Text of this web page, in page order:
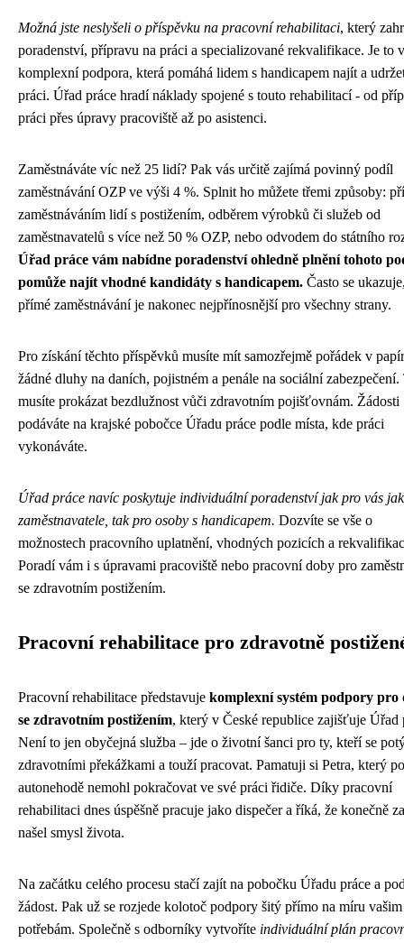
Možná jste neslyšeli o příspěvku na pracovní rehabilitaci, který
poradenství, přípravu na práci a specializované rekvalifikace. Je to
komplexní podpora, která pomáhá lidem s handicapem najít a
práci. Úřad práce hradí náklady spojené s touto rehabilitací - od
práci přes úpravy pracoviště až po asistenci.
Zaměstnáváte víc než 25 lidí? Pak vás určitě zajímá povinný podíl
zaměstnávání OZP ve výši 4 %. Splnit ho můžete třemi způsoby:
zaměstnáváním lidí s postižením, odběrem výrobků či služeb od
zaměstnavatelů s více než 50 % OZP, nebo odvodem do státního
Úřad práce vám nabídne poradenství ohledně plnění tohoto
pomůže najít vhodné kandidáty s handicapem. Často se
přímé zaměstnávání je nakonec nejpřínosnější pro všechny strany.
Pro získání těchto příspěvků musíte mít samozřejmě pořádek v
žádné dluhy na daních, pojistném a penále na sociální zabezpečení.
musíte prokázat bezdlužnost vůči zdravotním pojišťovnám. Žádosti
podáváte na krajské pobočce Úřadu práce podle místa, kde práci
vykonáváte.
Úřad práce navíc poskytuje individuální poradenství jak pro vás
zaměstnavatele, tak pro osoby s handicapem. Dozvíte se vše o
možnostech pracovního uplatnění, vhodných pozicích a
Poradí vám i s úpravami pracoviště nebo pracovní doby pro
se zdravotním postižením.
Pracovní rehabilitace pro zdravotně
Pracovní rehabilitace představuje komplexní systém podpory pro
se zdravotním postižením, který v České republice zajišťuje Úřad
Není to jen obyčejná služba – jde o životní šanci pro ty, kteří se
zdravotními překážkami a touží pracovat. Pamatuji si Petra, který
autonehodě nemohl pokračovat ve své práci řidiče. Díky pracovní
rehabilitaci dnes úspěšně pracuje jako dispečer a říká, že konečně
našel smysl života.
Na začátku celého procesu stačí zajít na pobočku Úřadu práce a
žádost. Pak už se rozjede kolotoč podpory šitý přímo na míru vašim
potřebám. Společně s odborníky vytvoříte individuální plán